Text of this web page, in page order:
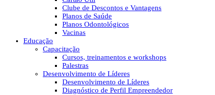
Clube de Descontos e Vantagens
Planos de Saúde
Planos Odontológicos
Vacinas
Educação
Capacitação
Cursos, treinamentos e workshops
Palestras
Desenvolvimento de Líderes
Desenvolvimento de Líderes
Diagnóstico de Perfil Empreendedor